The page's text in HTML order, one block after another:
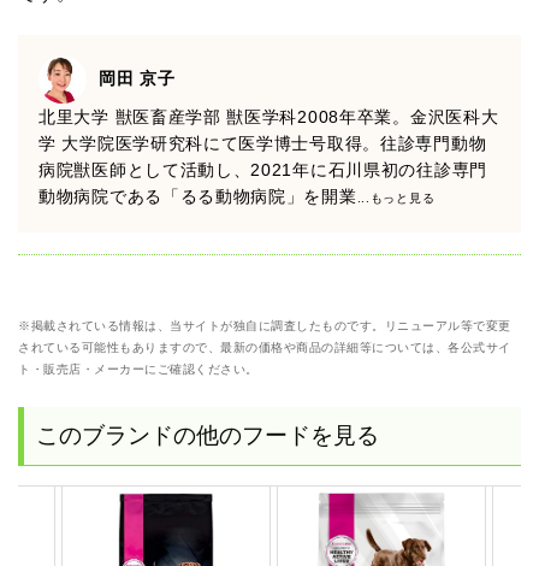
岡田 京子
北里大学 獣医畜産学部 獣医学科2008年卒業。金沢医科大
学 大学院医学研究科にて医学博士号取得。往診専門動物
病院獣医師として活動し、2021年に石川県初の往診専門
動物病院である「るる動物病院」を開業 ...もっと見る
※掲載されている情報は、当サイトが独自に調査したものです。リニューアル等で変更
されている可能性もありますので、最新の価格や商品の詳細等については、各公式サイ
ト・販売店・メーカーにご確認ください。
このブランドの他のフードを見る